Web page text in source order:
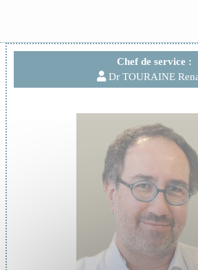
Chef de service :
Dr TOURAINE